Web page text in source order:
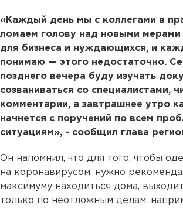
«Каждый день мы с коллегами в
ломаем голову над новыми
для бизнеса и нуждающихся, и
понимаю — этого недостаточно.
позднего вечера буду изучать
созваниваться со специалистами,
комментарии, а завтрашнее утро
начнется с поручений по всем
ситуациям», - сообщил глава
Он напомнил, что для того, чтобы
на коронавирусом, нужно
максимуму находиться дома,
только по неотложным делам,